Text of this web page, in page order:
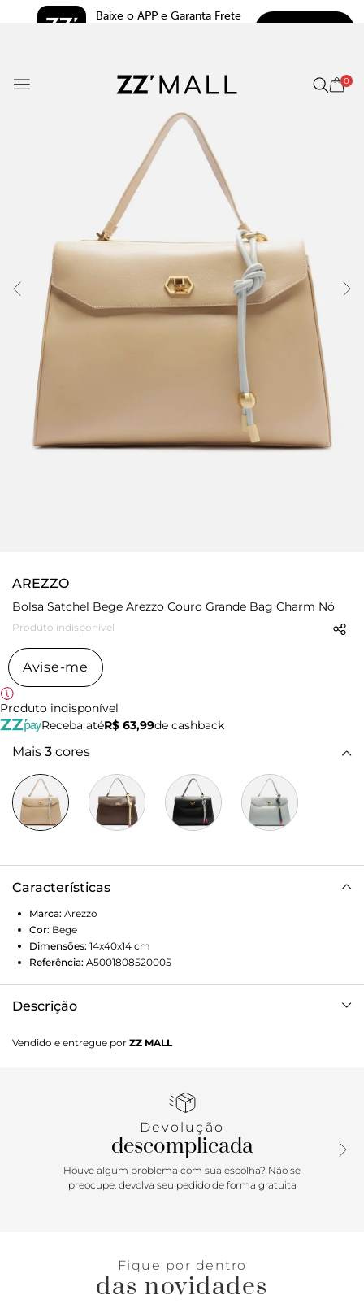
Baixe o APP e Garanta Frete
0
AREZZO
Bolsa Satchel Bege Arezzo Couro Grande Bag Charm Nó
Produto indisponível
Avise-me
Produto indisponível
Receba atéR$ 63,99de cashback
Mais 3 cores
Características
Marca: Arezzo
Cor: Bege
Dimensões: 14x40x14 cm
Referência: A5001808520005
Descrição
formato estruturado e acabamento liso e macio. Traz alça
lateral fina com regulagem e alça de mão. Possui fecho em
de metal. Acompanha bag charm em tira de couro azul
divisórias internas e botões de pressão nas laterais.
Vendido e entregue por ZZ MALL
Devolução
descomplicada
Houve algum problema com sua escolha? Não se
preocupe: devolva seu pedido de forma gratuita
Fique por dentro
das novidades